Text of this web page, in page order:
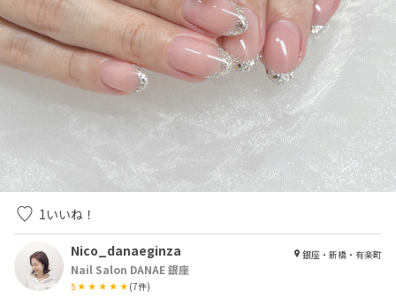
1いいね！
Nico_danaeginza
Nail Salon DANAE 銀座
5 (7件)
銀座・新橋・有楽町